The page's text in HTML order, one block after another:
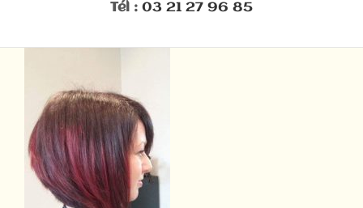
Tél : 03 21 27 96 85